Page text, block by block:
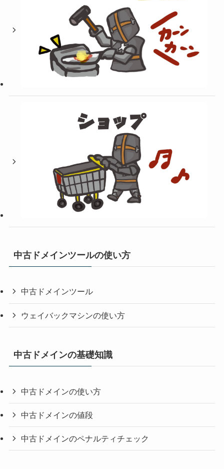
中古ドメインツールの使い方
中古ドメインツール
ウェイバックマシンの使い方
中古ドメインの基礎知識
中古ドメインの使い方
中古ドメインの値段
中古ドメインのペナルティチェック